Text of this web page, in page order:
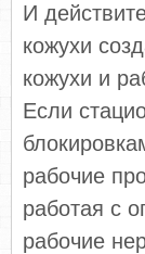
И
кожухи
кожухи и
Если
рабочие
работая с
рабочие